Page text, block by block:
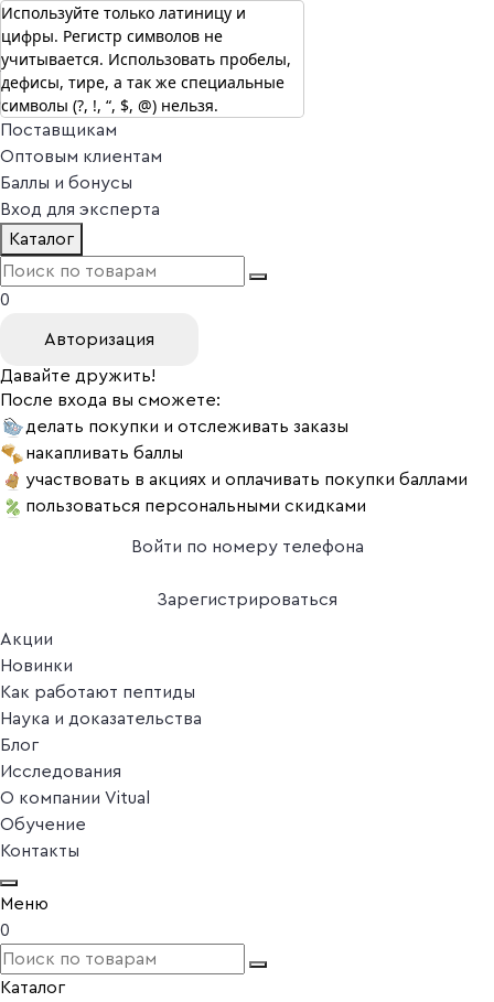
г. Москва
Vitual Peptide +7 (800) 101-13-25
Специалистам
Поставщикам
Оптовым клиентам
Баллы и бонусы
Вход для эксперта
Каталог
0
Авторизация
Давайте дружить!
После входа вы сможете:
делать покупки и отслеживать заказы
накапливать баллы
участвовать в акциях и оплачивать покупки баллами
пользоваться персональными скидками
Войти по номеру телефона
Зарегистрироваться
Акции
Новинки
Как работают пептиды
Наука и доказательства
Блог
Исследования
О компании Vitual
Обучение
Контакты
Меню
0
Каталог
Используйте только латиницу и
цифры. Регистр символов не
учитывается. Использовать пробелы,
дефисы, тире, а так же специальные
символы (?, !, “, $, @) нельзя.